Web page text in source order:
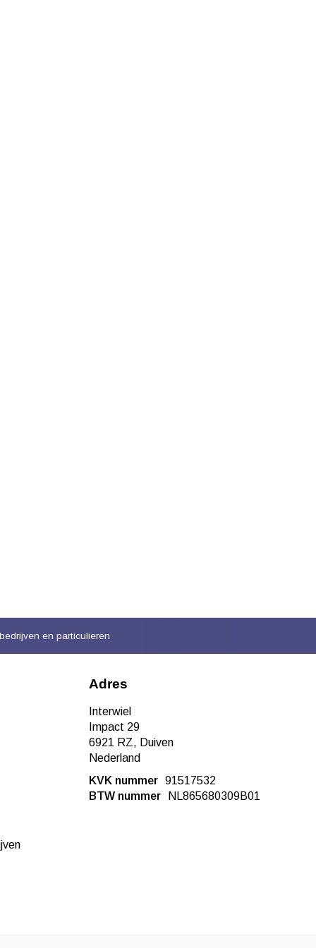
en particulieren
Adres
Interwiel
Impact 29
6921 RZ, Duiven
Nederland
KVK nummer 91517532
BTW nummer
NL865680309B01